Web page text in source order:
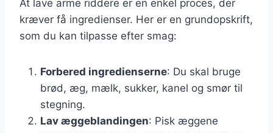
At lave arme riddere er en enkel proces, der
kræver få ingredienser. Her er en grundopskrift,
som du kan tilpasse efter smag:
Forbered ingredienserne: Du skal bruge
brød, æg, mælk, sukker, kanel og smør til
stegning.
Lav æggeblandingen: Pisk æggene